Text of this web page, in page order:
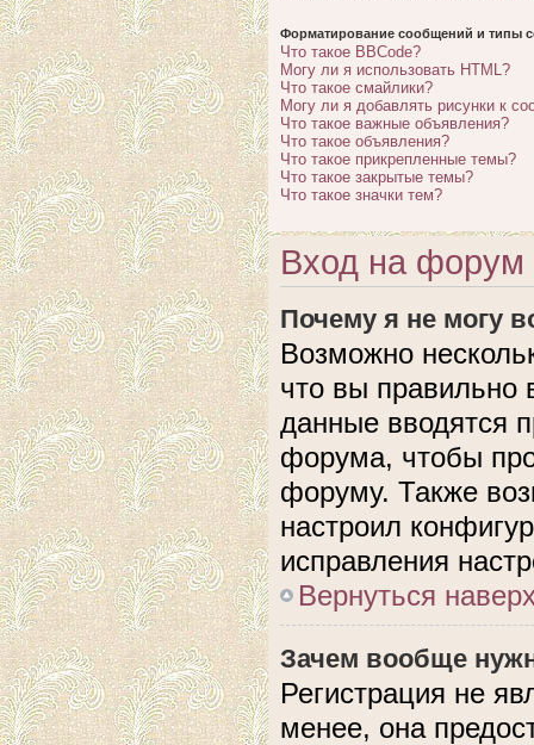
Форматирование сообщений и типы
Что такое BBCode?
Могу ли я использовать HTML?
Что такое смайлики?
Могу ли я добавлять рисунки к
Что такое важные объявления?
Что такое объявления?
Что такое прикрепленные темы?
Что такое закрытые темы?
Что такое значки тем?
Вход на форум
Почему я не могу
Возможно
что вы правильно
данные вводятся
форума, чтобы
форуму. Также
настроил
исправления
Вернуться
Зачем вообще
Регистрация не
менее, она